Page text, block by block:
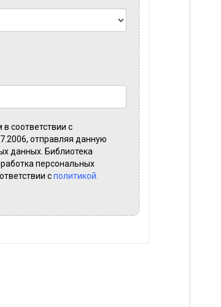
соответствии с
отправляя данную
данных. Библиотека
персональных
сполитикой.